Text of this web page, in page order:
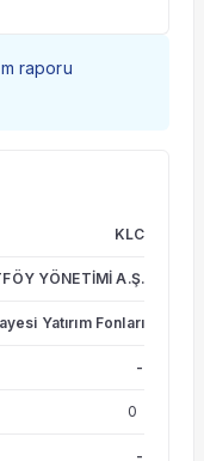
raporu
KLC
YÖNETİMİ A.Ş.
Yatırım Fonları
-
0
-